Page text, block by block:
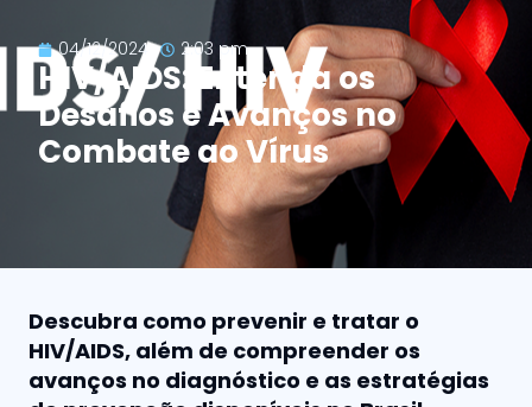
04/12/2024 2:03 pm
HIV/AIDS: Entenda os
Desafios e Avanços no
Combate ao Vírus
Descubra como prevenir e tratar o
HIV/AIDS, além de compreender os
avanços no diagnóstico e as estratégias